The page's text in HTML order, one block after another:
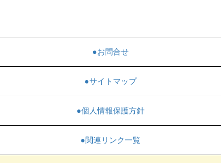
●お問合せ
●サイトマップ
●個人情報保護方針
●関連リンク一覧